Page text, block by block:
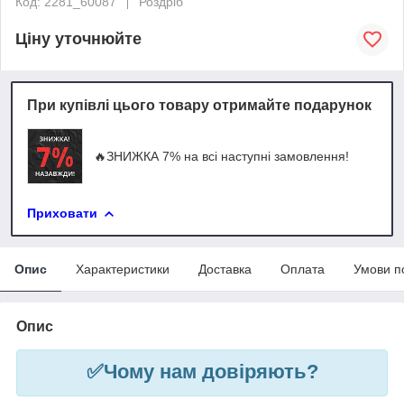
Ціну уточнюйте
При купівлі цього товару отримайте подарунок
🔥ЗНИЖКА 7% на всі наступні замовлення!
Приховати
Опис Характеристики Доставка Оплата Умови
Опис
✅Чому нам довіряють?